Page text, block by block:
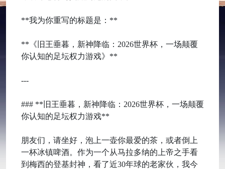
**我为你重写的标题是：**
**《旧王垂暮，新神降临：2026世界杯，一场颠覆
你认知的足坛权力游戏》**
---
### **旧王垂暮，新神降临：2026世界杯，一场颠覆
你认知的足坛权力游戏**
朋友们，请坐好，泡上一壶你最爱的茶，或者倒上
一杯冰镇啤酒。作为一个从马拉多纳的上帝之手看
到梅西的登基封神，看了近30年球的老家伙，我今